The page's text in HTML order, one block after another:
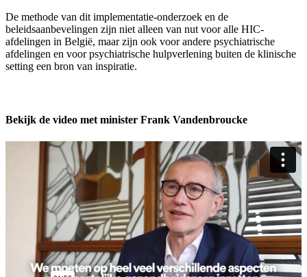
De methode van dit implementatie-onderzoek en de
beleidsaanbevelingen zijn niet alleen van nut voor alle HIC-
afdelingen in België, maar zijn ook voor andere psychiatrische
afdelingen en voor psychiatrische hulpverlening buiten de klinische
setting een bron van inspiratie.
Bekijk de video met minister Frank Vandenbroucke